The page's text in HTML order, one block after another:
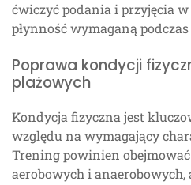
ćwiczyć podania i przyjęcia
płynność wymaganą podczas
Poprawa kondycji
plażowych
Kondycja fizyczna jest
względu na wymagający
Trening powinien
aerobowych i anaerobowych,